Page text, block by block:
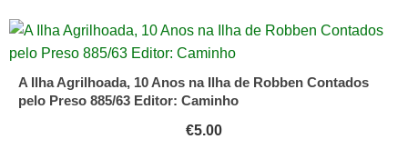
A Ilha Agrilhoada, 10 Anos na Ilha de Robben Contados
pelo Preso 885/63 Editor: Caminho
€5.00